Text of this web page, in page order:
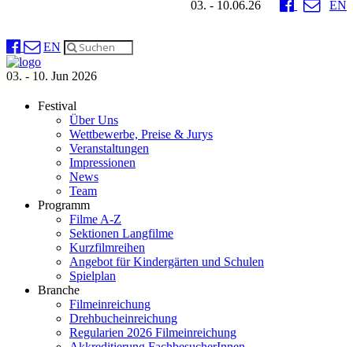
03. - 10.06.26 EN
EN
03. - 10. Jun 2026
Festival
Über Uns
Wettbewerbe, Preise & Jurys
Veranstaltungen
Impressionen
News
Team
Programm
Filme A-Z
Sektionen Langfilme
Kurzfilmreihen
Angebot für Kindergärten und Schulen
Spielplan
Branche
Filmeinreichung
Drehbucheinreichung
Regularien 2026 Filmeinreichung